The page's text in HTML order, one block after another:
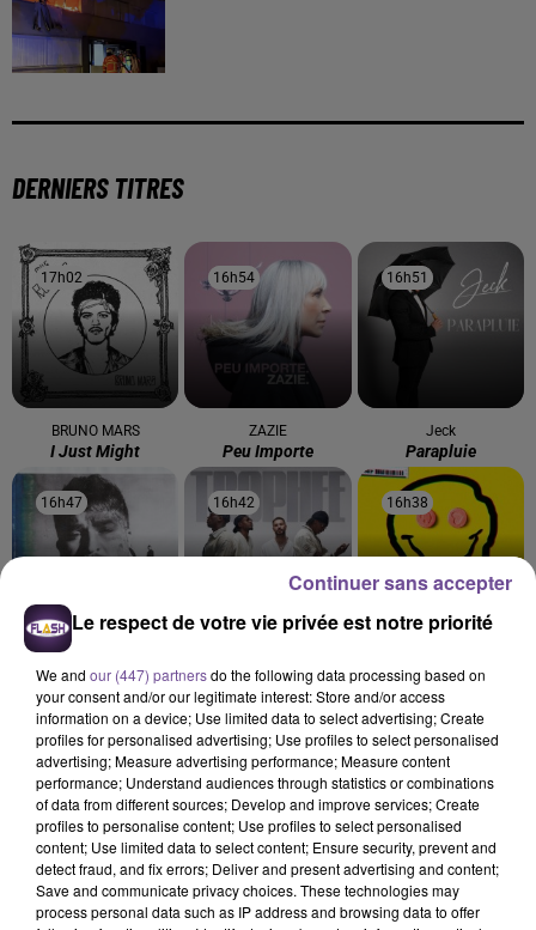
DERNIERS TITRES
17h02
17h02
BRUNO MARS
I Just Might
16h54
16h54
ZAZIE
Peu Importe
16h51
16h51
Jeck
Parapluie
16h47
16h47
TEDDY SWIMS
Mr Know It All
16h42
16h42
Trophée
16h38
16h38
Pepas
Cet élément est masqué compte-tenu du refus du
dépôt de cookies que vous avez exprimé. Si vous
souhaitez l'afficher, merci de nous donner votre accord
en cliquant sur le bouton ci-dessous.
Le respect de votre vie privée est notre priorité
We and our (447) partnersdo the following data processing based on
your consent and/or our legitimate interest: Store and/or access
information on a device; Use limited data to select advertising; Create
profiles for personalised advertising; Use profiles to select personalised
advertising; Measure advertising performance; Measure content
performance; Understand audiences through statistics or combinations
of data from different sources; Develop and improve services; Create
profiles to personalise content; Use profiles to select personalised
content; Use limited data to select content; Ensure security, prevent and
detect fraud, and fix errors; Deliver and present advertising and content;
Save and communicate privacy choices. These technologies may
process personal data such as IP address and browsing data to offer
Continuer sans accepter